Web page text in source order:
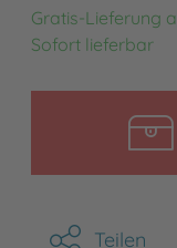
Gratis-Lieferung
Sofort lieferbar
Teilen